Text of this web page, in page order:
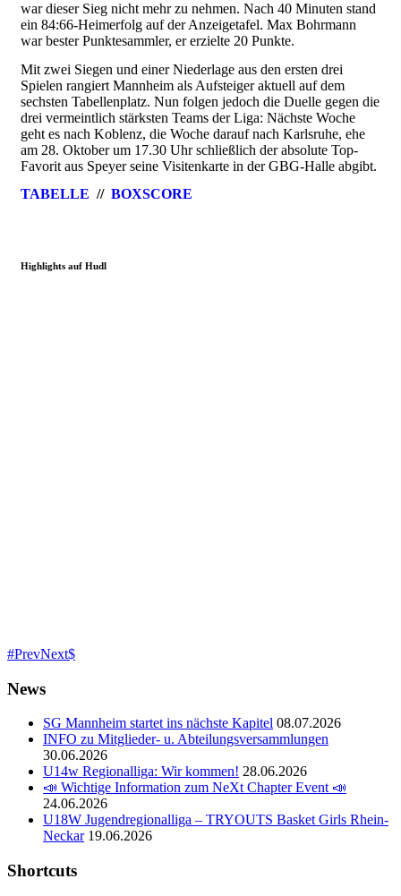
war dieser Sieg nicht mehr zu nehmen. Nach 40 Minuten stand
ein 84:66-Heimerfolg auf der Anzeigetafel. Max Bohrmann
war bester Punktesammler, er erzielte 20 Punkte.
Mit zwei Siegen und einer Niederlage aus den ersten drei
Spielen rangiert Mannheim als Aufsteiger aktuell auf dem
sechsten Tabellenplatz. Nun folgen jedoch die Duelle gegen die
drei vermeintlich stärksten Teams der Liga: Nächste Woche
geht es nach Koblenz, die Woche darauf nach Karlsruhe, ehe
am 28. Oktober um 17.30 Uhr schließlich der absolute Top-
Favorit aus Speyer seine Visitenkarte in der GBG-Halle abgibt.
TABELLE // BOXSCORE
Highlights auf Hudl
PrevNext
News
SG Mannheim startet ins nächste Kapitel 08.07.2026
INFO zu Mitglieder- u. Abteilungsversammlungen
30.06.2026
U14w Regionalliga: Wir kommen! 28.06.2026
📣 Wichtige Information zum NeXt Chapter Event 📣
24.06.2026
U18W Jugendregionalliga – TRYOUTS Basket Girls Rhein-
Neckar 19.06.2026
Shortcuts